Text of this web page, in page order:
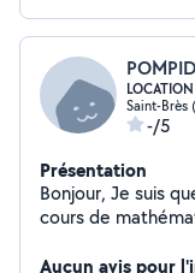
Saint-Brès
-/5
Présentation
Bonjour, Je suis
cours de
marchandises ou
Aucun avis pour